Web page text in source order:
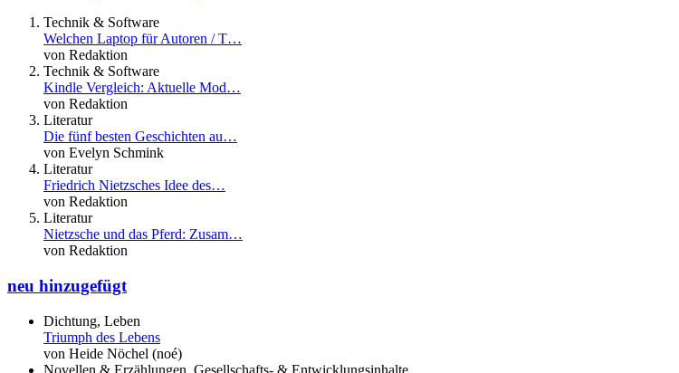
Technik & Software
Welchen Laptop für Autoren / T…
von Redaktion
Technik & Software
Kindle Vergleich: Aktuelle Mod…
von Redaktion
Literatur
Die fünf besten Geschichten au…
von Evelyn Schmink
Literatur
Friedrich Nietzsches Idee des…
von Redaktion
Literatur
Nietzsche und das Pferd: Zusam…
von Redaktion
neu hinzugefügt
Dichtung, Leben
Triumph des Lebens
von Heide Nöchel (noé)
Novellen & Erzählungen, Gesellschafts- & Entwicklungsinhalte